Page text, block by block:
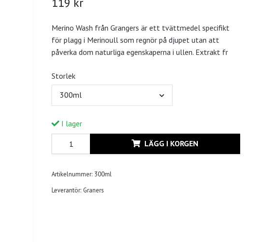
Merino Wash från Grangers är ett tvättmedel specifikt
för plagg i Merinoull som regnör på djupet utan att
påverka dom naturliga egenskaperna i ullen. Extrakt fr
Storlek
300ml
I lager
LÄGG I KORGEN
Artikelnummer: 300ml
Leverantör: Graners